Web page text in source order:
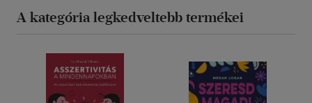
A kategória legkedveltebb termékei